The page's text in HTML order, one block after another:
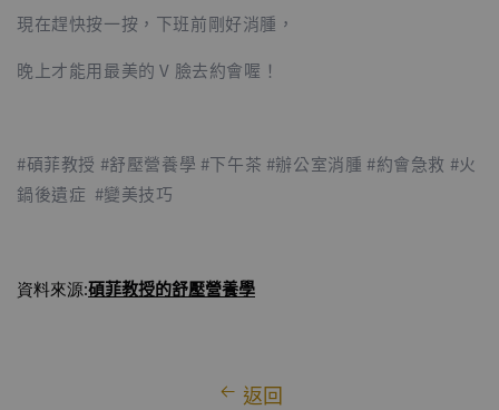
現在趕快按一按，下班前剛好消腫，
晚上才能用最美的 V 臉去約會喔！
#碩菲教授 #舒壓營養學 #下午茶 #辦公室消腫 #約會急救 #火
鍋後遺症 #變美技巧
資料來源:碩菲教授的舒壓營養學
返回